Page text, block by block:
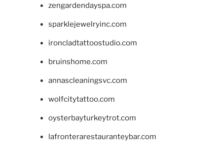
zengardendayspa.com
sparklejewelryinc.com
ironcladtattoostudio.com
bruinshome.com
annascleaningsvc.com
wolfcitytattoo.com
oysterbayturkeytrot.com
lafronterarestauranteybar.com